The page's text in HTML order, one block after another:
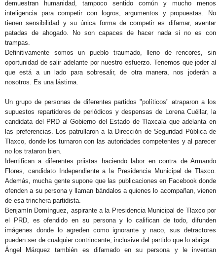
demuestran humanidad, tampoco sentido común y mucho menos
inteligencia para competir con logros, argumentos y propuestas. No
tienen sensibilidad y su única forma de competir es difamar, aventar
patadas de ahogado. No son capaces de hacer nada si no es con
trampas.
Definitivamente somos un pueblo traumado, lleno de rencores, sin
oportunidad de salir adelante por nuestro esfuerzo. Tenemos que joder al
que está a un lado para sobresalir, de otra manera, nos joderán a
nosotros. Es una lástima.
Un grupo de personas de diferentes partidos "políticos" atraparon a los
supuestos repartidores de periódicos y despensas de Lorena Cuéllar, la
candidata del PRD al Gobierno del Estado de Tlaxcala que adelanta en
las preferencias. Los patrullaron a la Dirección de Seguridad Pública de
Tlaxco, donde los turnaron con las autoridades competentes y al parecer
no los trataron bien.
Identifican a diferentes priistas haciendo labor en contra de Armando
Flores, candidato Independiente a la Presidencia Municipal de Tlaxco.
Además, mucha gente supone que las publicaciones en Facebook donde
ofenden a su persona y llaman bándalos a quienes lo acompañan, vienen
de esa trinchera partidista.
Benjamín Domínguez, aspirante a la Presidencia Municipal de Tlaxco por
el PRD, es ofendido en su persona y lo califican de todo, difunden
imágenes donde lo agreden como ignorante y naco, sus detractores
pueden ser de cualquier contrincante, inclusive del partido que lo abriga.
Ángel Márquez también es difamado en su persona y le inventan